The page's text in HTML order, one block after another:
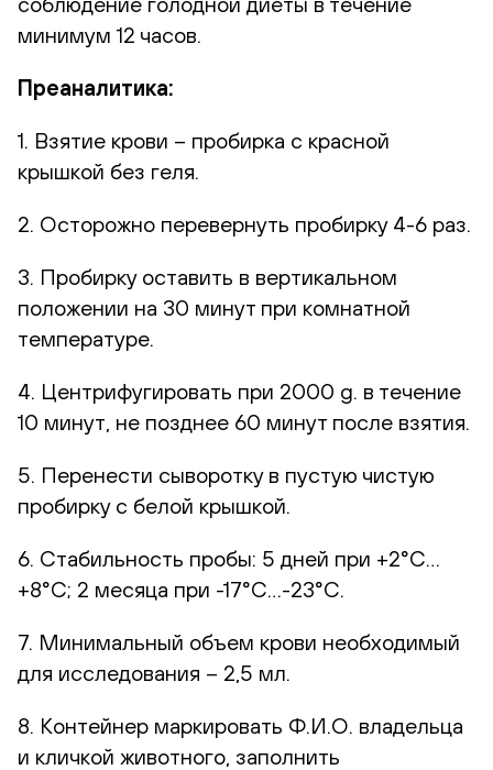
минимум 12 часов.
Преаналитика:
1. Взятие крови – пробирка с красной
крышкой без геля.
2. Осторожно перевернуть пробирку 4-6 раз.
3. Пробирку оставить в вертикальном
положении на 30 минут при комнатной
температуре.
4. Центрифугировать при 2000 g. в течение
10 минут, не позднее 60 минут после взятия.
5. Перенести сыворотку в пустую чистую
пробирку с белой крышкой.
6. Стабильность пробы: 5 дней при +2°С…
+8°С; 2 месяца при -17°С…-23°С.
7. Минимальный объем крови необходимый
для исследования – 2,5 мл.
8. Контейнер маркировать Ф.И.О. владельца
и кличкой животного, заполнить